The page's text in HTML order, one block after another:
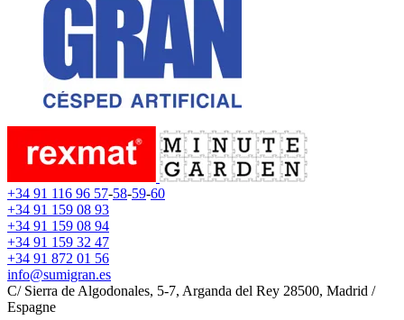
+34 91 116 96 57-58-59-60
+34 91 159 08 93
+34 91 159 08 94
+34 91 159 32 47
+34 91 872 01 56
info@sumigran.es
C/ Sierra de Algodonales, 5-7, Arganda del Rey 28500, Madrid /
Espagne